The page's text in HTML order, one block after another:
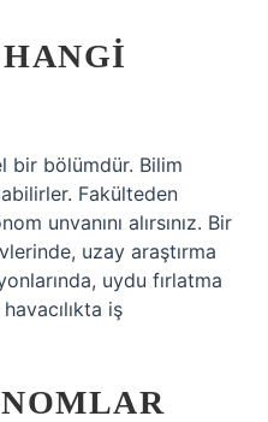
bir bölümdür. Bilim
Fakülteden
unvanını alırsınız. Bir
uzay araştırma
uydu fırlatma
iş